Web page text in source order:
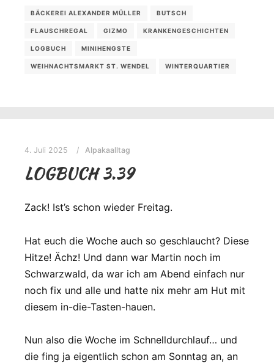
BÄCKEREI ALEXANDER MÜLLER BUTSCH
FLAUSCHREGAL GIZMO KRANKENGESCHICHTEN
LOGBUCH MINIHENGSTE
WEIHNACHTSMARKT ST. WENDEL WINTERQUARTIER
4. Juli 2025 Alpakaalltag
LOGBUCH 3.39
Zack! Ist’s schon wieder Freitag.
Hat euch die Woche auch so geschlaucht? Diese
Hitze! Ächz! Und dann war Martin noch im
Schwarzwald, da war ich am Abend einfach nur
noch fix und alle und hatte nix mehr am Hut mit
diesem in-die-Tasten-hauen.
Nun also die Woche im Schnelldurchlauf… und
die fing ja eigentlich schon am Sonntag an, an